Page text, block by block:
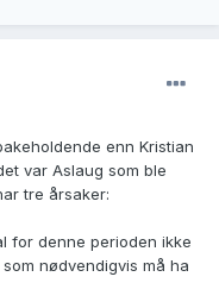
enn Kristian
var Aslaug som ble
tre årsaker:
for denne perioden ikke
nødvendigvis må ha